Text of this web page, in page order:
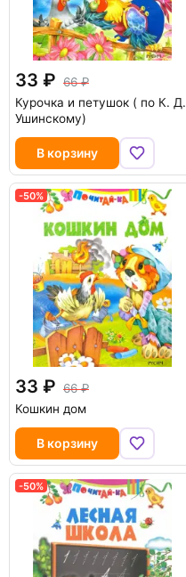
33
66
Курочка и петушок ( по К. Д.
Ушинскому)
В корзину
-50%
33
66
Кошкин дом
В корзину
-50%